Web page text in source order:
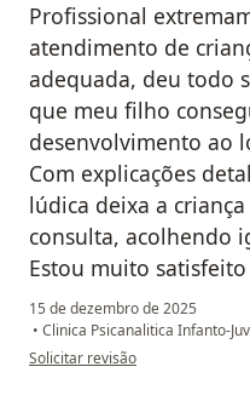
Profissional
atendimento de
adequada, deu todo
que meu filho
desenvolvimento ao
Com explicações
lúdica deixa a
consulta, acolhendo
Estou muito
15 de dezembro de 2025
• Clinica Psicanalitica Infanto-
na opinião do utilizador Z. M.
Solicitar revisão